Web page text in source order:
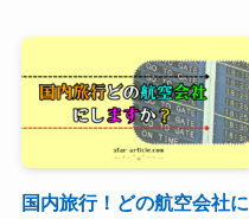
国内旅行！どの航空会社に